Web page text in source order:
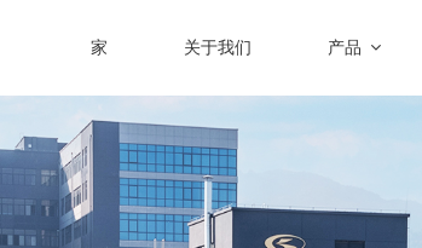
家 关于我们 产品